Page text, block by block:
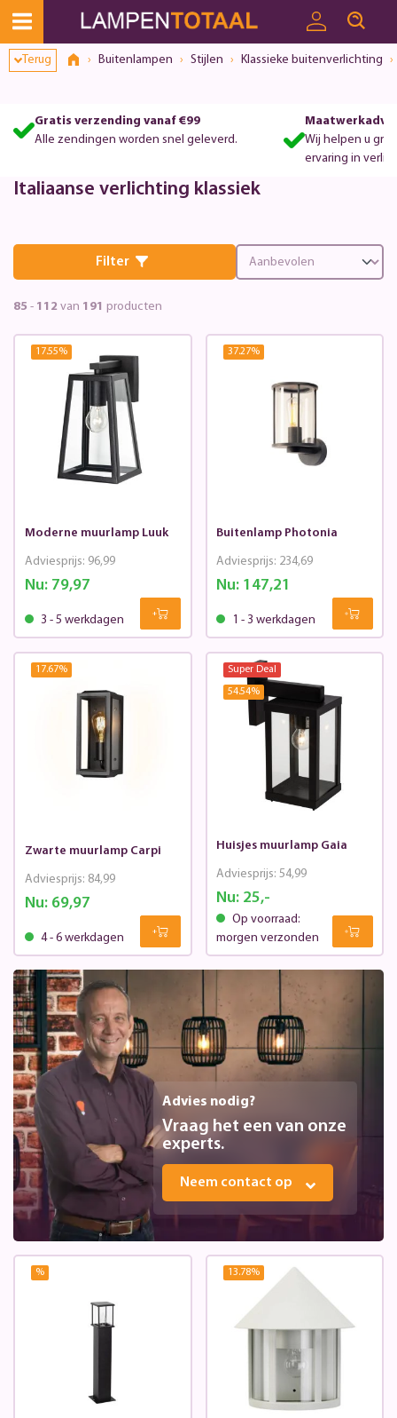
Terug Buitenlampen Stijlen Klassieke buitenverlichting
Gratis verzending vanaf €99
Alle zendingen worden snel geleverd.
Wij helpen u
ervaring in
Italiaanse verlichting klassiek
Filter
85 - 112 van 191 producten
17.55%
Moderne muurlamp Luuk
Nu:79,97
Adviesprijs: 96,99
3 - 5 werkdagen
37.27%
Buitenlamp Photonia
Nu: 147,21
Adviesprijs: 234,69
1 - 3 werkdagen
17.67%
Zwarte muurlamp Carpi
Nu:69,97
Adviesprijs: 84,99
4 - 6 werkdagen
Super Deal
54.54%
Huisjes muurlamp Gaia
Nu: 25,-
Adviesprijs: 54,99
Op voorraad:
morgen verzonden
Advies nodig?
Vraag het een van onze
experts.
Neem contact op
% 13.78%